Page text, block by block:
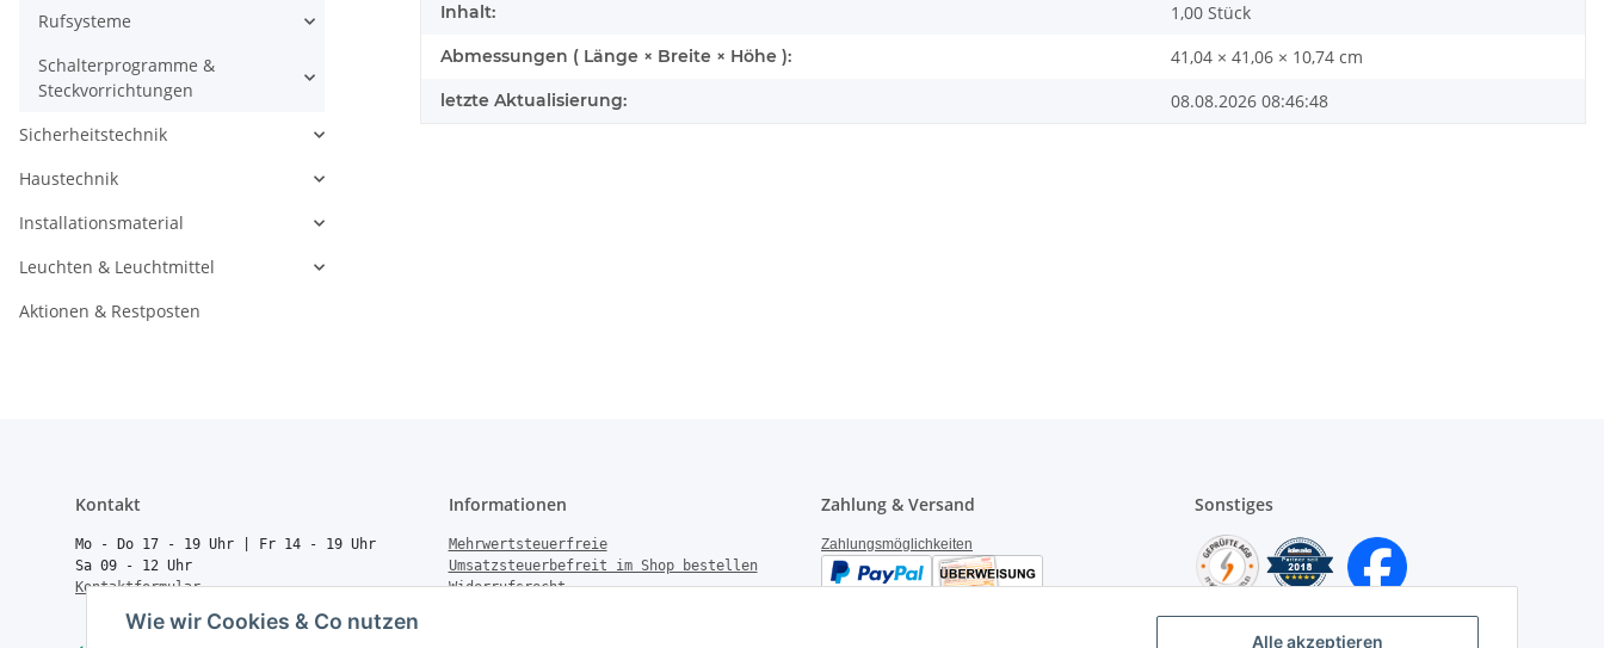
Alle akzeptieren
Wie wir Cookies & Co nutzen
Inhalt: 1,00 Stück
Abmessungen ( Länge × Breite × Höhe ): 41,04 × 41,06 × 10,74 cm
letzte Aktualisierung: 08.08.2026 08:46:48
Rufsysteme
Schalterprogramme &
Steckvorrichtungen
Sicherheitstechnik
Haustechnik
Installationsmaterial
Leuchten & Leuchtmittel
Aktionen & Restposten
Kontakt
Mo - Do 17 - 19 Uhr | Fr 14 - 19 Uhr
Sa 09 - 12 Uhr
Kontaktformular
Informationen
Mehrwertsteuerfreie
Umsatzsteuerbefreit im Shop bestellen
Widerrufsrecht
Zahlung & Versand
Zahlungsmöglichkeiten
Sonstiges